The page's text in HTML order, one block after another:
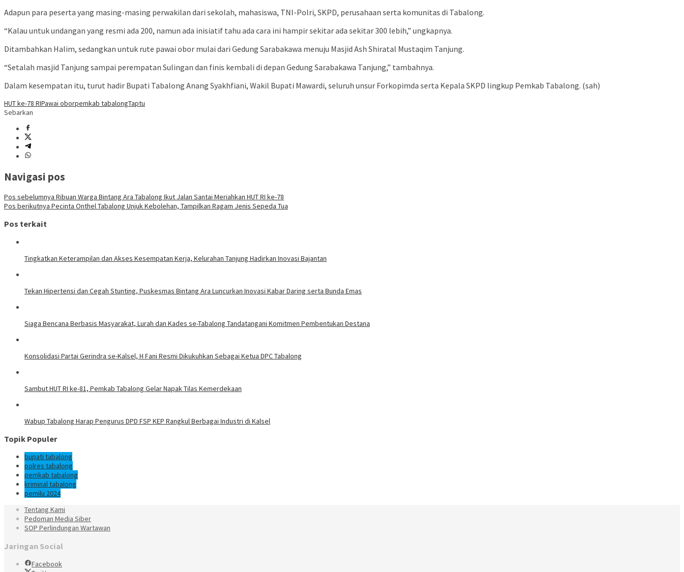
Adapun para peserta yang masing-masing perwakilan dari sekolah, mahasiswa, TNI-Polri, SKPD, perusahaan serta komunitas di Tabalong.
“Kalau untuk undangan yang resmi ada 200, namun ada inisiatif tahu ada cara ini hampir sekitar ada sekitar 300 lebih,” ungkapnya.
Ditambahkan Halim, sedangkan untuk rute pawai obor mulai dari Gedung Sarabakawa menuju Masjid Ash Shiratal Mustaqim Tanjung.
“Setalah masjid Tanjung sampai perempatan Sulingan dan finis kembali di depan Gedung Sarabakawa Tanjung,” tambahnya.
Dalam kesempatan itu, turut hadir Bupati Tabalong Anang Syakhfiani, Wakil Bupati Mawardi, seluruh unsur Forkopimda serta Kepala SKPD lingkup Pemkab Tabalong. (sah)
HUT ke-78 RIPawai oborpemkab tabalongTaptu
Sebarkan
Navigasi pos
Pos sebelumnya Ribuan Warga Bintang Ara Tabalong Ikut Jalan Santai Meriahkan HUT RI ke-78
Pos berikutnya Pecinta Onthel Tabalong Unjuk Kebolehan, Tampilkan Ragam Jenis Sepeda Tua
Pos terkait
Tingkatkan Keterampilan dan Akses Kesempatan Kerja, Kelurahan Tanjung Hadirkan Inovasi Bajantan
Tekan Hipertensi dan Cegah Stunting, Puskesmas Bintang Ara Luncurkan Inovasi Kabar Daring serta Bunda Emas
Siaga Bencana Berbasis Masyarakat, Lurah dan Kades se-Tabalong Tandatangani Komitmen Pembentukan Destana
Konsolidasi Partai Gerindra se-Kalsel, H Fani Resmi Dikukuhkan Sebagai Ketua DPC Tabalong
Sambut HUT RI ke-81, Pemkab Tabalong Gelar Napak Tilas Kemerdekaan
Wabup Tabalong Harap Pengurus DPD FSP KEP Rangkul Berbagai Industri di Kalsel
Topik Populer
bupati tabalong
polres tabalong
pemkab tabalong
kriminal tabalong
pemilu 2024
Tentang Kami
Pedoman Media Siber
SOP Perlindungan Wartawan
Jaringan Social
Facebook